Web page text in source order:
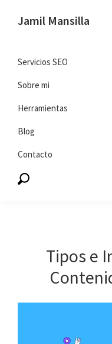
navegación
principal
Jamil Mansilla
marketing
digital
Servicios SEO
Sobre mi
Herramientas
Blog
Contacto
Tipos e